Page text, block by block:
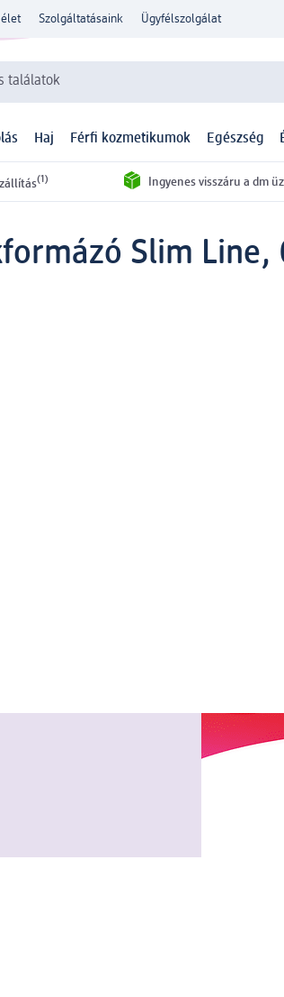
élet Szolgáltatásaink Ügyfélszolgálat
találatok
Haj Férfi kozmetikumok Egészség
(1) Ingyenes visszáru a dm
Slim Line,